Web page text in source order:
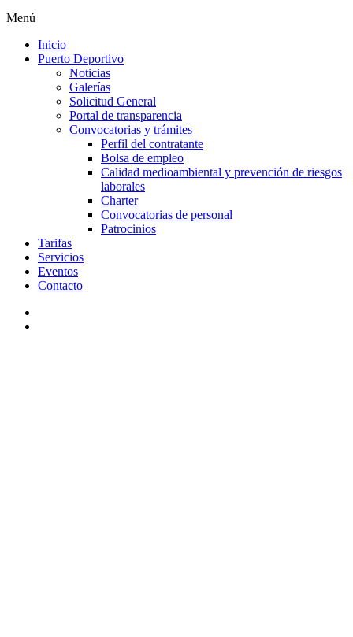
Menú
Inicio
Puerto Deportivo
Noticias
Galerías
Solicitud General
Portal de transparencia
Convocatorias y trámites
Perfil del contratante
Bolsa de empleo
Calidad medioambiental y prevención de riesgos
laborales
Charter
Convocatorias de personal
Patrocinios
Tarifas
Servicios
Eventos
Contacto